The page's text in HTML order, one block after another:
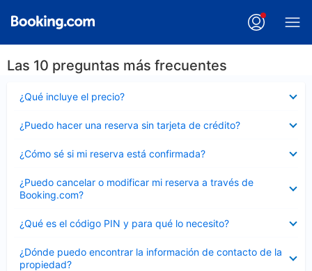
Las 10 preguntas más frecuentes
¿Qué incluye el precio?
cerrado
¿Puedo hacer una reserva sin tarjeta de crédito?
cerrado
¿Cómo sé si mi reserva está confirmada?
cerrado
¿Puedo cancelar o modificar mi reserva a través de
Booking.com?
cerrado
¿Qué es el código PIN y para qué lo necesito?
cerrado
¿Dónde puedo encontrar la información de contacto de la
propiedad?
cerrado